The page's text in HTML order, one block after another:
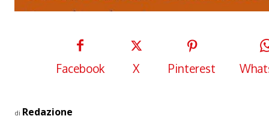
Facebook X Pinterest
di Redazione